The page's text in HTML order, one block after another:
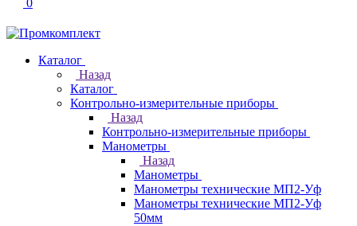
0
Каталог
Назад
Каталог
Контрольно-измерительные приборы
Назад
Контрольно-измерительные приборы
Манометры
Назад
Манометры
Манометры технические МП2-Уф
Манометры технические МП2-Уф
50мм